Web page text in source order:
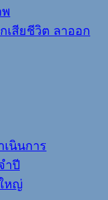
เสียชีวิต ลาออก
นินการ
ำปี
หญ่